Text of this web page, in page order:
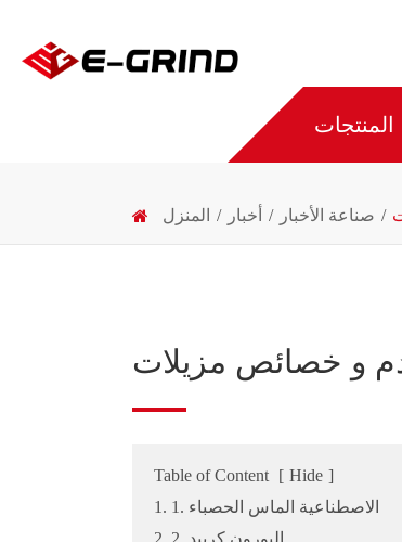
المنتجات
المنزل أخبار صناعة الأخبار
و خصائص مزيلات
Table of Content [ Hide ]
1. 1. الاصطناعية الماس الحصباء
2. 2. البورون كربيد